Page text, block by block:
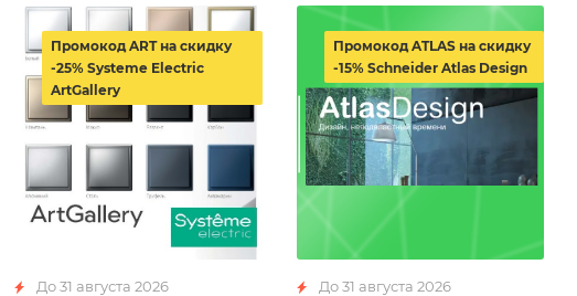
До 31 августа 2026
Промокод ART на скидку
-25% Systeme Electric
ArtGallery
До 31 августа 2026
Промокод ATLAS на скидку
-15% Schneider Atlas Design